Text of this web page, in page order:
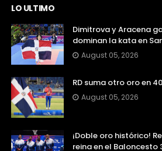
LO ULTIMO
Dimitrova y Aracena
dominan la kata en
August 05, 2026
RD suma otro oro en
August 05, 2026
¡Doble oro histórico!
reina en el Baloncesto